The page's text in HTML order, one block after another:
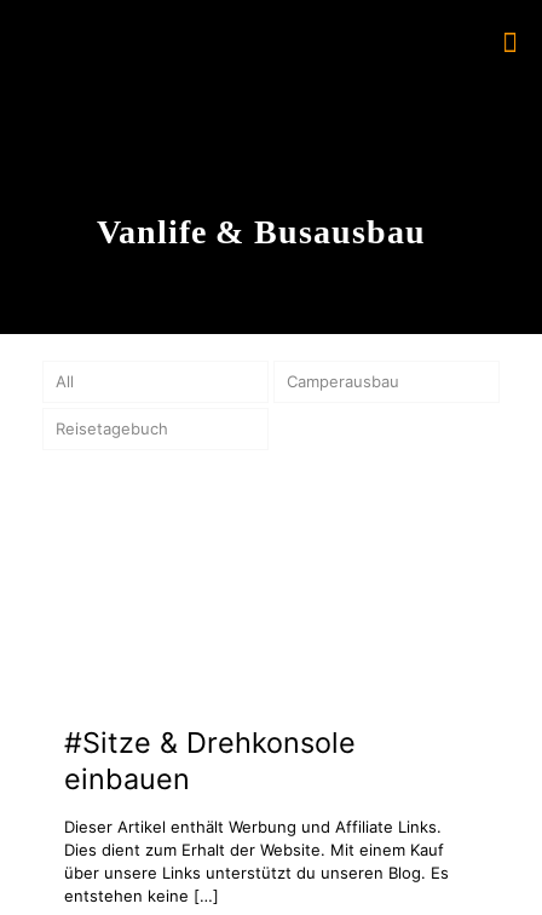
Vanlife & Busausbau
All Camperausbau
Reisetagebuch
#Sitze & Drehkonsole
einbauen
Dieser Artikel enthält Werbung und Affiliate Links.
Dies dient zum Erhalt der Website. Mit einem Kauf
über unsere Links unterstützt du unseren Blog. Es
entstehen keine […]